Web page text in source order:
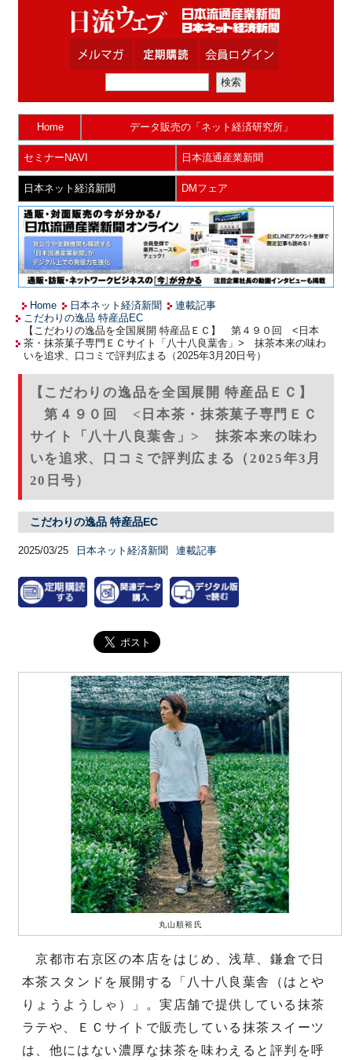
Home データ販売の「ネット経済研究所」
セミナーNAVI 日本流通産業新聞
日本ネット経済新聞 DMフェア
Home 日本ネット経済新聞
連載記事
こだわりの逸品 特産品EC
【こだわりの逸品を全国展開 特産品ＥＣ】 第４９０回 <日本
茶・抹茶菓子専門ＥＣサイト「八十八良葉舎」> 抹茶本来の味わ
いを追求、口コミで評判広まる（2025年3月20日号）
【こだわりの逸品を全国展開 特産品ＥＣ】
第４９０回 <日本茶・抹茶菓子専門ＥＣ
サイト「八十八良葉舎」> 抹茶本来の味わ
いを追求、口コミで評判広まる（2025年3月
20日号）
こだわりの逸品 特産品EC
2025/03/25 日本ネット経済新聞 連載記事
丸山順裕氏
京都市右京区の本店をはじめ、浅草、鎌倉で日
本茶スタンドを展開する「八十八良葉舎（はとや
りょうようしゃ）」。実店舗で提供している抹茶
ラテや、ＥＣサイトで販売している抹茶スイーツ
は、他にはない濃厚な抹茶を味わえると評判を呼